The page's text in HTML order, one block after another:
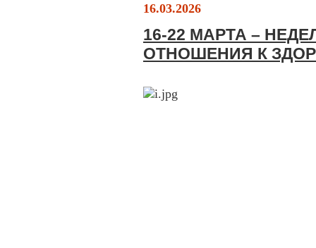
16.03.2026
16-22 МАРТА –
ОТНОШЕНИЯ К